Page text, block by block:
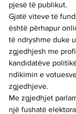
pjesë të publikut.
Gjatë viteve të
është përhapur
të ndryshme duke
zgjedhjesh me
kandidatëve
ndikimin e
zgjedhjeve.
Me zgjedhjet
një fushatë